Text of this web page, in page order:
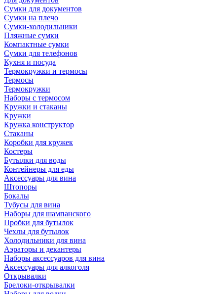
Сумки для документов
Сумки на плечо
Сумки-холодильники
Пляжные сумки
Компактные сумки
Сумки для телефонов
Кухня и посуда
Термокружки и термосы
Термосы
Термокружки
Наборы с термосом
Кружки и стаканы
Кружки
Кружка конструктор
Стаканы
Коробки для кружек
Костеры
Бутылки для воды
Контейнеры для еды
Аксессуары для вина
Штопоры
Бокалы
Тубусы для вина
Наборы для шампанского
Пробки для бутылок
Чехлы для бутылок
Холодильники для вина
Аэраторы и декантеры
Наборы аксессуаров для вина
Аксессуары для алкоголя
Открывалки
Брелоки-открывалки